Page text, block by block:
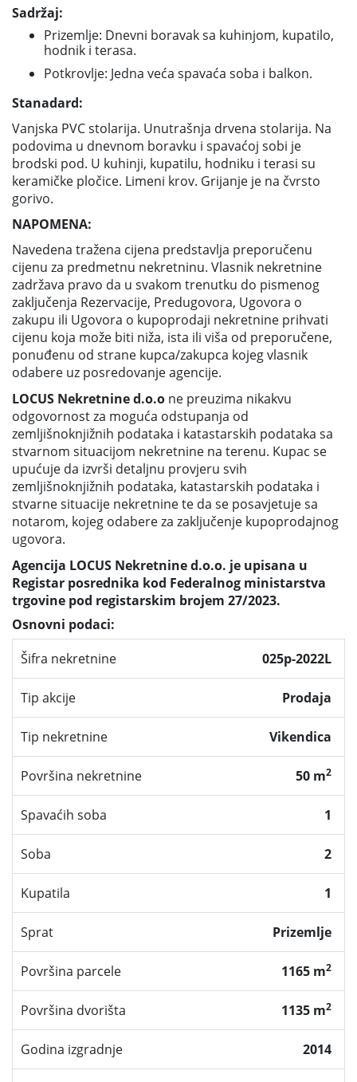
Sadržaj:
Prizemlje: Dnevni boravak sa kuhinjom, kupatilo,
hodnik i terasa.
Potkrovlje: Jedna veća spavaća soba i balkon.
Stanadard:
Vanjska PVC stolarija. Unutrašnja drvena stolarija. Na
podovima u dnevnom boravku i spavaćoj sobi je
brodski pod. U kuhinji, kupatilu, hodniku i terasi su
keramičke pločice. Limeni krov. Grijanje je na čvrsto
gorivo.
NAPOMENA:
Navedena tražena cijena predstavlja preporučenu
cijenu za predmetnu nekretninu. Vlasnik nekretnine
zadržava pravo da u svakom trenutku do pismenog
zaključenja Rezervacije, Predugovora, Ugovora o
zakupu ili Ugovora o kupoprodaji nekretnine prihvati
cijenu koja može biti niža, ista ili viša od preporučene,
ponuđenu od strane kupca/zakupca kojeg vlasnik
odabere uz posredovanje agencije.
LOCUS Nekretnine d.o.o ne preuzima nikakvu
odgovornost za moguća odstupanja od
zemljišnoknjižnih podataka i katastarskih podataka sa
stvarnom situacijom nekretnine na terenu. Kupac se
upućuje da izvrši detaljnu provjeru svih
zemljišnoknjižnih podataka, katastarskih podataka i
stvarne situacije nekretnine te da se posavjetuje sa
notarom, kojeg odabere za zaključenje kupoprodajnog
ugovora.
Agencija LOCUS Nekretnine d.o.o. je upisana u
Registar posrednika kod Federalnog ministarstva
trgovine pod registarskim brojem 27/2023.
Osnovni podaci:
Šifra nekretnine
025p-2022L
Tip akcije Prodaja
Tip nekretnine Vikendica
Površina nekretnine 50 m2
Spavaćih soba 1
Soba 2
Kupatila 1
Sprat Prizemlje
Površina parcele 1165 m2
Površina dvorišta 1135 m2
Godina izgradnje 2014